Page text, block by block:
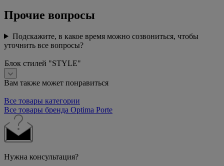
Прочие вопросы
Подскажите, в какое время можно созвониться, чтобы
уточнить все вопросы?
Блок стилей "STYLE"
Вам также может понравиться
Все товары категории
Все товары бренда Optima Porte
Нужна консультация?